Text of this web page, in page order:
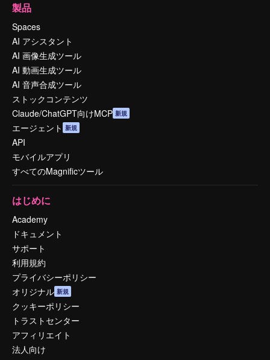
製品
Spaces
AI アシスタント
AI 画像生成ツール
AI 動画生成ツール
AI 音声合成ツール
ストックコンテンツ
Claude/ChatGPT向けMCP 新規
エージェント 新規
API
モバイルアプリ
すべてのMagnificツール
はじめに
Academy
ドキュメント
サポート
利用規約
プライバシーポリシー
オリジナル 新規
クッキーポリシー
トラストセンター
アフィリエイト
法人向け